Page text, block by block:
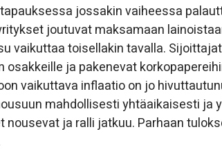
jossakin vaiheessa
joutuvat maksamaan
vaikuttaa toisellakin tavalla.
osakkeille ja pakenevat
vaikuttava inflaatio on jo
mahdollisesti yhtäaikaisesti ja
nousevat ja ralli jatkuu. Parhaan